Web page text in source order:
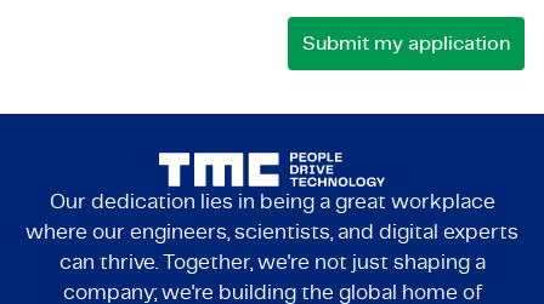
Our dedication lies in being a great workplace
where our engineers, scientists, and digital experts
can thrive. Together, we're not just shaping a
company; we're building the global home of